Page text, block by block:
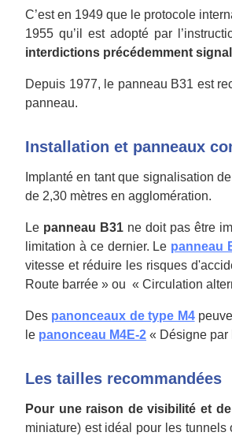
C’est en 1949 que le protocole
1955 qu’il est adopté par
interdictions précédemment
Depuis 1977, le panneau B31 est
panneau.
Installation et panneaux
Implanté en tant que signalisation
de 2,30 mètres en agglomération.
Le panneau B31ne doit pas être
limitation à ce dernier. Le panneau
vitesse et réduire les risques
Route barrée » ou « Circulation
Des panonceaux de type M4
le panonceau M4E-2 « Désigne par
Les tailles recommandées
Pour une raison de visibilité et
miniature) est idéal pour les tunnels